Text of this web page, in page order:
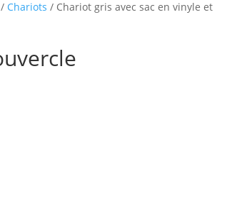
/ Chariots / Chariot gris avec sac en vinyle et